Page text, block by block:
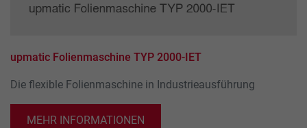
upmatic Folienmaschine TYP 2000-IET
Die flexible Folienmaschine in Industrieausführung
MEHR INFORMATIONEN